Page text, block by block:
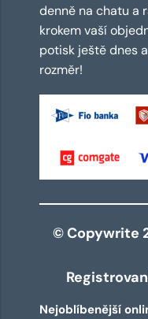
denně na chatu a
krokem vaší
potisk ještě dnes
rozměr!
© Copywrite
Nejoblíbenější